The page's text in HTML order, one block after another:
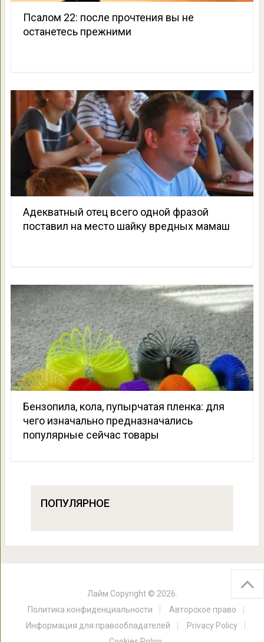
Псалом 22: после прочтения вы не
останетесь прежними
Адекватный отец всего одной фразой
поставил на место шайку вредных мамаш
Бензопила, кола, пупырчатая пленка: для
чего изначально предназначались
популярные сейчас товары
ПОПУЛЯРНОЕ
Лайм Copyright © 2026.
Политика конфиденциальности
Авторское право
Информация для правообладателей
Privacy Policy